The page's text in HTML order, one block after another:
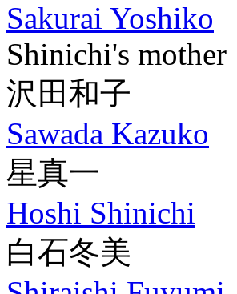
Sakurai Yoshiko
Shinichi's mother
沢田和子
Sawada Kazuko
星真一
Hoshi Shinichi
白石冬美